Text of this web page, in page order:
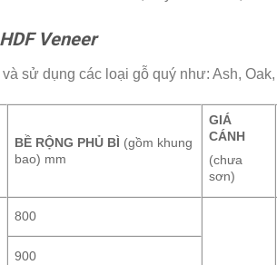
Veneer
sử dụng các loại gỗ quý như: Ash,
BỀ RỘNG PHỦ BÌ (gồm khung
bao) mm
GIÁ
CÁNH
(chưa
sơn)
800
900